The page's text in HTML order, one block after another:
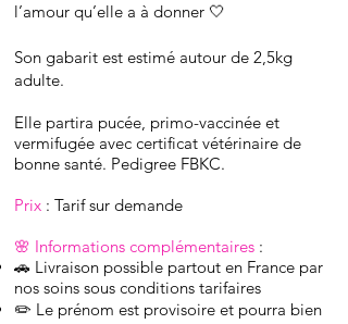
l’amour qu’elle a à donner 🤍
Son gabarit est estimé autour de 2,5kg
adulte.
Elle partira pucée, primo-vaccinée et
vermifugée avec certificat vétérinaire de
bonne santé. Pedigree FBKC.
Prix : Tarif sur demande
🌸 Informations complémentaires :
🚗 Livraison possible partout en France par
nos soins sous conditions tarifaires
✏️ Le prénom est provisoire et pourra bien